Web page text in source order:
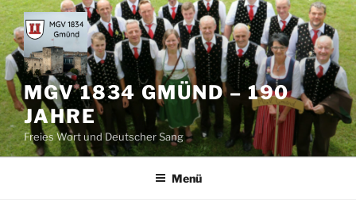
Zum
Inhalt
springen
MGV 1834 GMÜND – 190
JAHRE
Freies Wort und Deutscher Sang
Menü